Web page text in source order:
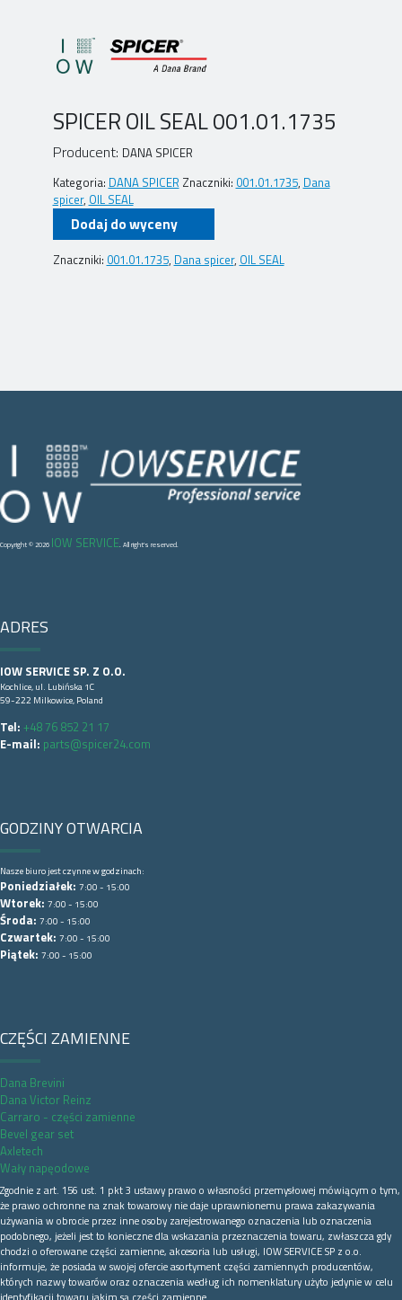
SPICER OIL SEAL 001.01.1735
Producent: DANA SPICER
Kategoria: DANA SPICER Znaczniki: 001.01.1735, Dana
spicer, OIL SEAL
Dodaj do wyceny
Znaczniki: 001.01.1735, Dana spicer, OIL SEAL
Copyright © 2026 IOW SERVICE. All right's reserved.
ADRES
IOW SERVICE SP. Z O.O.
Kochlice, ul. Lubińska 1C
59-222 Milkowice, Poland
Tel: +48 76 852 21 17
E-mail: parts@spicer24.com
GODZINY OTWARCIA
Nasze biuro jest czynne w godzinach:
Poniedziałek: 7:00 - 15:00
Wtorek: 7:00 - 15:00
Środa: 7:00 - 15:00
Czwartek: 7:00 - 15:00
Piątek: 7:00 - 15:00
CZĘŚCI ZAMIENNE
Dana Brevini
Dana Victor Reinz
Carraro - części zamienne
Bevel gear set
Axletech
Wały napęodowe
Zgodnie z art. 156 ust. 1 pkt 3 ustawy prawo o własności przemysłowej mówiącym o tym,
że prawo ochronne na znak towarowy nie daje uprawnionemu prawa zakazywania
używania w obrocie przez inne osoby zarejestrowanego oznaczenia lub oznaczenia
podobnego, jeżeli jest to konieczne dla wskazania przeznaczenia towaru, zwłaszcza gdy
chodzi o oferowane części zamienne, akcesoria lub usługi, IOW SERVICE SP z o.o.
informuje, że posiada w swojej ofercie asortyment części zamiennych producentów,
których nazwy towarów oraz oznaczenia według ich nomenklatury użyto jedynie w celu